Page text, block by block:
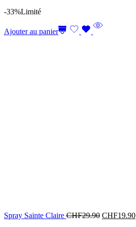
-33%Limité
Ajouter au panier
Spray Sainte Claire CHF29.90 CHF19.90